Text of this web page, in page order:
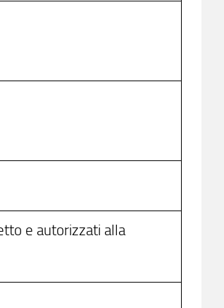
e autorizzati alla